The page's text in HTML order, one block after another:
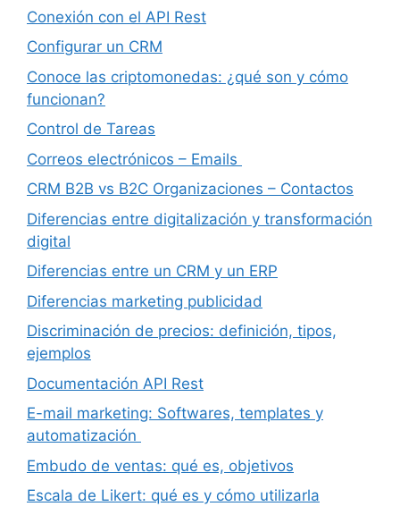
Conexión con el API Rest
Configurar un CRM
Conoce las criptomonedas: ¿qué son y cómo
funcionan?
Control de Tareas
Correos electrónicos – Emails
CRM B2B vs B2C Organizaciones – Contactos
Diferencias entre digitalización y transformación
digital
Diferencias entre un CRM y un ERP
Diferencias marketing publicidad
Discriminación de precios: definición, tipos,
ejemplos
Documentación API Rest
E-mail marketing: Softwares, templates y
automatización
Embudo de ventas: qué es, objetivos
Escala de Likert: qué es y cómo utilizarla